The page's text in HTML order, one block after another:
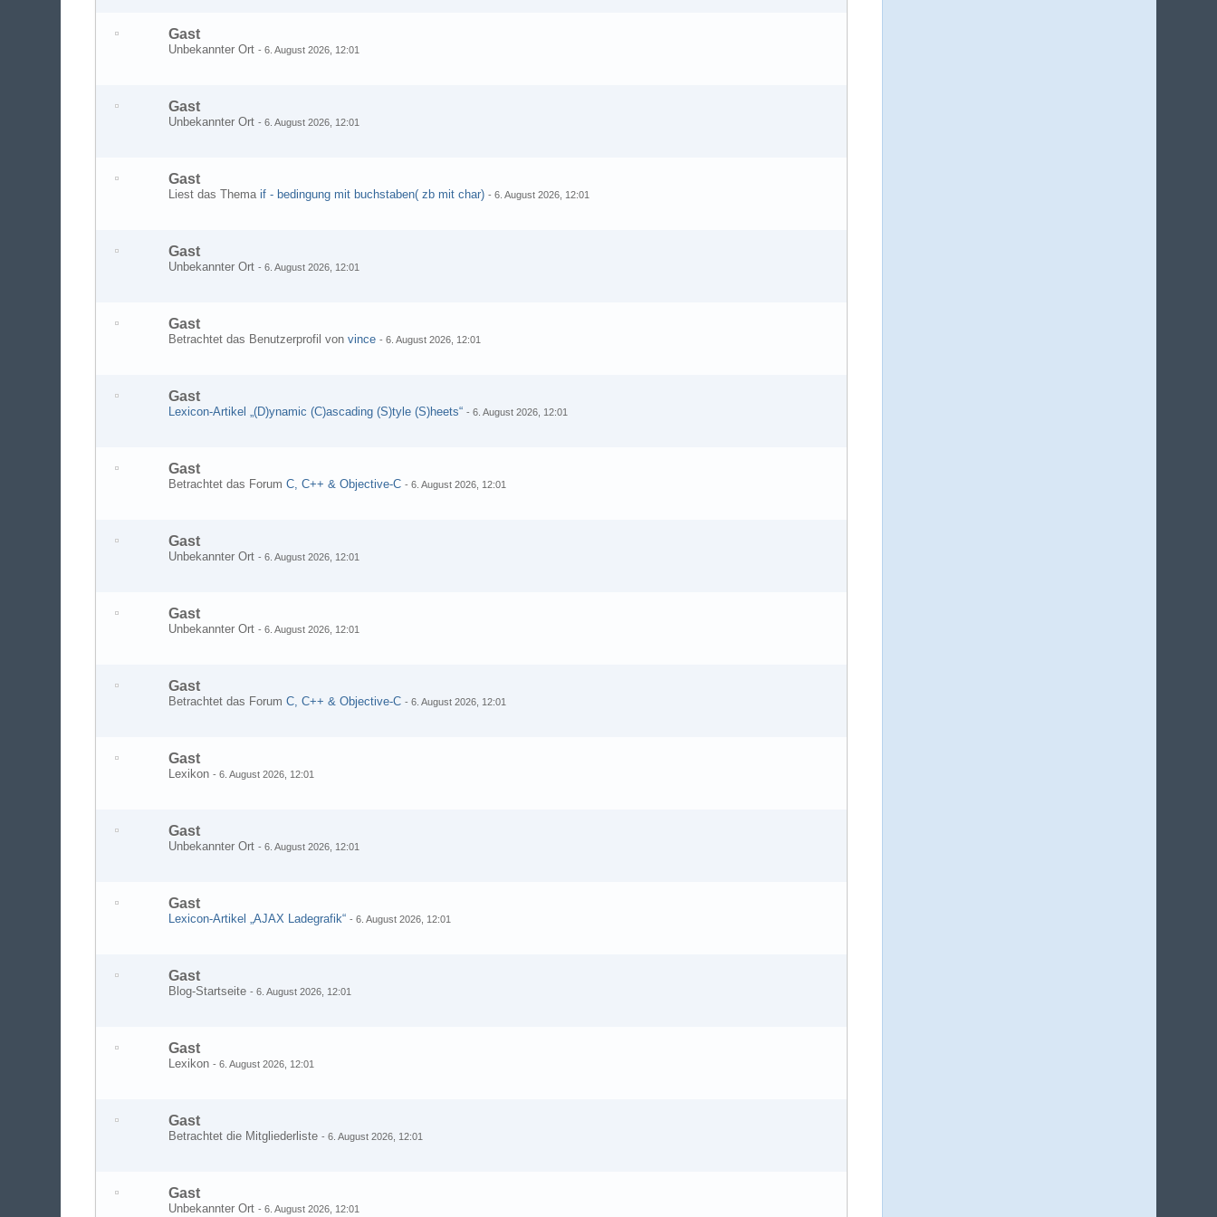
Gast
Unbekannter Ort-6. August 2026, 12:01
Gast
Unbekannter Ort-6. August 2026, 12:01
Gast
Liest das Themaif - bedingung mit buchstaben( zb mit char) -6. August 2026, 12:01
Gast
Unbekannter Ort-6. August 2026, 12:01
Gast
Betrachtet das Benutzerprofil vonvince -6. August 2026, 12:01
Gast
Lexicon-Artikel „(D)ynamic (C)ascading (S)tyle (S)heets“ -6. August 2026, 12:01
Gast
Betrachtet das ForumC, C++ & Objective-C -6. August 2026, 12:01
Gast
Unbekannter Ort-6. August 2026, 12:01
Gast
Unbekannter Ort-6. August 2026, 12:01
Gast
Betrachtet das ForumC, C++ & Objective-C -6. August 2026, 12:01
Gast
Lexikon-6. August 2026, 12:01
Gast
Unbekannter Ort-6. August 2026, 12:01
Gast
Lexicon-Artikel „AJAX Ladegrafik“ -6. August 2026, 12:01
Gast
Blog-Startseite-6. August 2026, 12:01
Gast
Lexikon-6. August 2026, 12:01
Gast
Betrachtet die Mitgliederliste-6. August 2026, 12:01
Gast
Unbekannter Ort-6. August 2026, 12:01